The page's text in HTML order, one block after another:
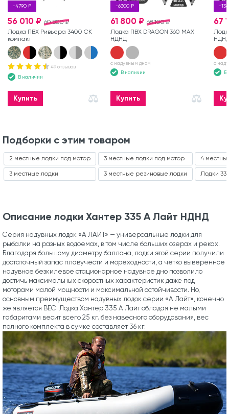
-4790 ₽
60 800 ₽
56 010 ₽
Лодка ПВХ Ривьера 3400 СК
компакт
49 отзывов
В наличии
Купить
-6300 ₽
68 100 ₽
61 800 ₽
Лодка ПВХ DRAGON 360 MAX
НДНД
с надувным дном
В наличии
Купить
-
67
с
В
Подборки с этим товаром
2 местные лодки под мотор
3 местные лодки
3 местные лодки под мотор
3 местные резиновые лодки
4
Лодки
Описание лодки Хантер 335 А Лайт НДНД
Серия надувных лодок «А ЛАЙТ» — универсальные лодки для
рыбалки на разных водоемах, в том числе больших озерах и реках.
Благодаря большому диаметру баллона, лодки этой серии получили
достаточный запас плавучести и мореходности, а четко выверенное
надувное безкилевое стационарное надувное дно позволило
достичь максимальных скоростных характеристик даже под
моторами малой мощности и максимальной остойчивости. Но,
основным преимуществом надувных лодок серии «А Лайт», конечно
же является ВЕС. Лодка Хантер 335 А Лайт обладая не малыми
габаритами весит всего 25 кг. без навесного оборудования, вес
полного комплекта в сумке составляет 36 кг.